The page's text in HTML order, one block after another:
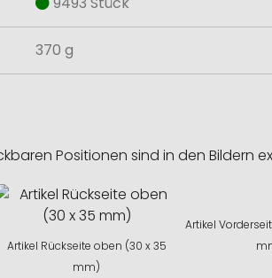
370 g
Positionen sind in den Bildern
Artikel Rückseite oben (30 x 35
mm)
Artikel